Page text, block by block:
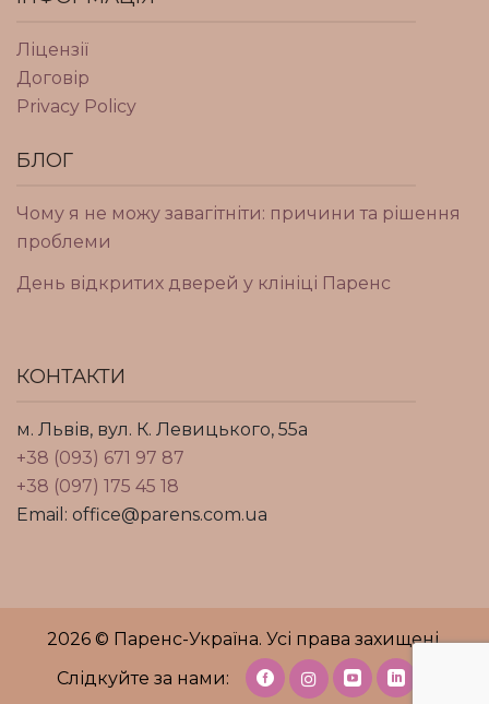
Ліцензії
Договір
Privacy Policy
БЛОГ
Чому я не можу завагітніти: причини та рішення
проблеми
День відкритих дверей у клініці Паренс
КОНТАКТИ
м. Львів, вул. К. Левицького, 55а
+38 (093) 671 97 87
+38 (097) 175 45 18
Email: office@parens.com.ua
2026 © Паренс-Україна. Усі права захищені.
Слідкуйте за нами: